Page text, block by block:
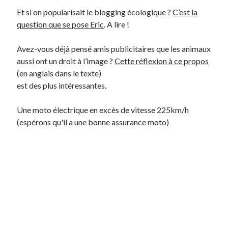
On parle de quoi ?
A Lyon
Bon plan du dimanche
Coup de coeur
Daddy
Geek
Green
Et si on popularisait le blogging écologique ?C’est la
question que se pose Eric. A lire !
Avez-vous déjà pensé amis publicitaires que les animaux
aussi ont un droit à l’image ?Cette réflexion à ce propos
(en anglais dans le texte)
est des plus intéressantes.
Une moto électrique en excès de vitesse 225km/h
(espérons qu'il a une bonne assurance moto)